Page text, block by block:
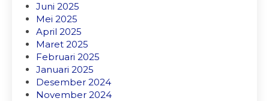
Juni 2025
Mei 2025
April 2025
Maret 2025
Februari 2025
Januari 2025
Desember 2024
November 2024